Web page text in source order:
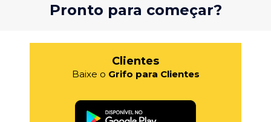
Pronto para começar?
Clientes
Baixe o Grifo para Clientes